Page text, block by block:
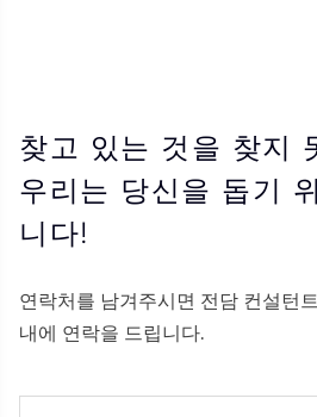
찾고 있는 것을 찾지
우리는 당신을 돕기
니다!
연락처를 남겨주시면 전담 컨설턴
내에 연락을 드립니다.